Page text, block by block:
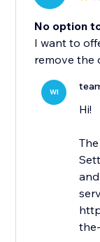
No option
I want to
remove the
WI
Hi!